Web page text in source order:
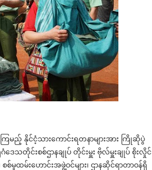
နိုင်ငံ့သားကောင်းရတနာများအား ကြိုဆိုပွဲ
ေသတိုင်းစစ်ဌာနချုပ် တိုင်းမှူး ဗိုလ်မှူးချုပ် စိုးလှိုင်
စစ်မှုထမ်းဟောင်းအဖွဲ့ဝင်များ၊ ဌာနဆိုင်ရာတာဝန်ရှိ